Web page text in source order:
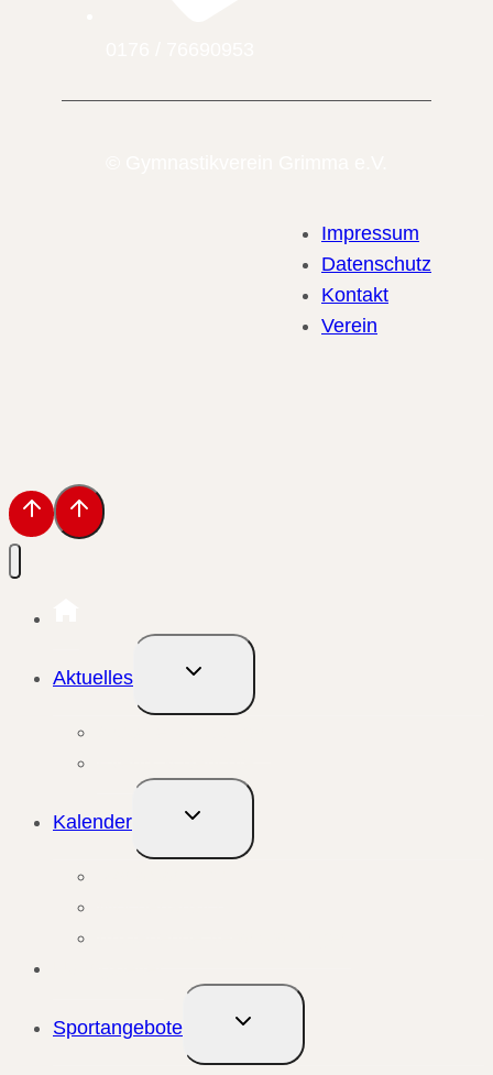
Impressum
Datenschutz
Kontakt
Verein
Aktuelles
Untermenü
umschalten
Kalender
Untermenü
umschalten
Sportangebote
Untermenü
umschalten